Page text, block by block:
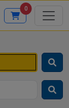
0